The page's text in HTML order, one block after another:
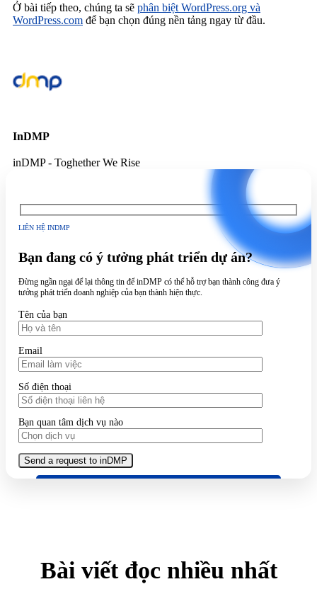
Ở bài tiếp theo, chúng ta sẽ phân biệt WordPress.org và
WordPress.com để bạn chọn đúng nền tảng ngay từ đầu.
InDMP
inDMP - Toghether We Rise
LIÊN HỆ INDMP
Bạn đang có ý tưởng phát triển dự án?
Đừng ngần ngại để lại thông tin để inDMP có thể hỗ trợ bạn thành công đưa ý
tưởng phát triển doanh nghiệp của bạn thành hiện thực.
Tên của bạn
Email
Số điện thoại
Bạn quan tâm dịch vụ nào
Bài viết đọc nhiều nhất